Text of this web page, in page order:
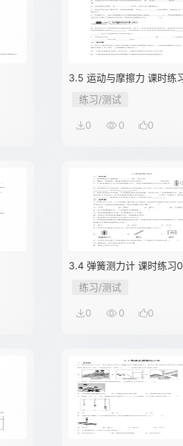
3.5 运动与摩擦力 课时练
练习/测试
0 0 0
3.4 弹簧测力计 课时练习
练习/测试
0 0 0